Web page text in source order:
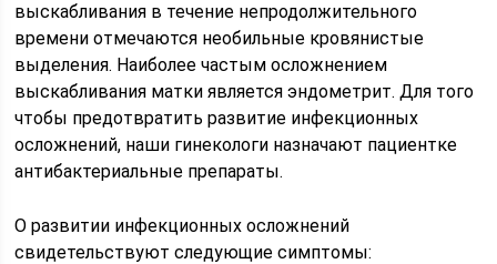
выскабливания в течение непродолжительного
времени отмечаются необильные кровянистые
выделения. Наиболее частым осложнением
выскабливания матки является эндометрит. Для того
чтобы предотвратить развитие инфекционных
осложнений, наши гинекологи назначают пациентке
антибактериальные препараты.
О развитии инфекционных осложнений
свидетельствуют следующие симптомы: